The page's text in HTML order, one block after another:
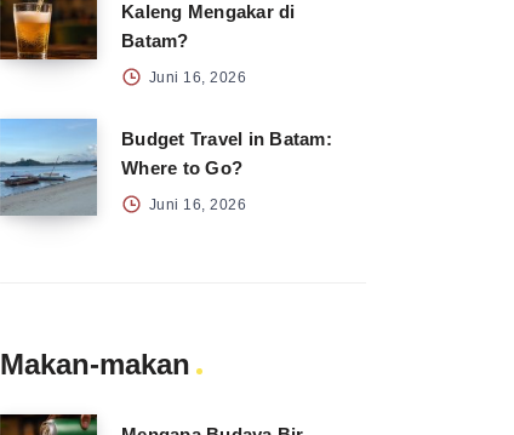
Kaleng Mengakar di
Batam?
Juni 16, 2026
Budget Travel in Batam:
Where to Go?
Juni 16, 2026
Makan-makan